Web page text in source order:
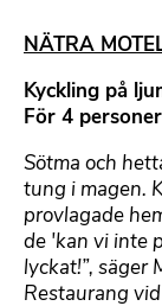
NÄTRA
Kyckling på
För 4
Sötma och
tung i magen.
provlagade
de 'kan vi inte
lyckat!”, säger
Restaurang